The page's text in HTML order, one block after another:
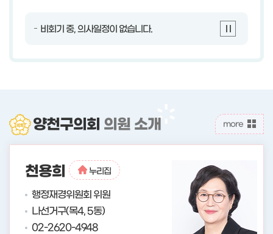
아 사용하시기 바랍니다. 붙임 : 1.
비회기 중, 의사일정이 없습니다.
양천구의회 의원 소개 more
임옥연 누리집
의장
사선거구(신월2, 신정4동)
02-2620-4930
오해정 누리집
부의장
바선거구(신월4, 7동)
02-2620-4932
이인락 누리집
의회운영위원회 위원장
다선거구(목1, 신정1, 2동)
02-2620-4937
김광성 누리집
행정재경위원회 위원장
가선거구(목2, 3동)
02-2620-4938
곽고은 누리집
복지건설위원회 위원장
아선거구(신월6, 신정3동)
02-2620-4939
임정옥 누리집
복지건설위원회 위원
라선거구(신정6, 7동)
02-2620-4940
공기환 누리집
복지건설위원회 위원
가선거구(목2, 3동)
02-2620-4941
이수옥 누리집
복지건설위원회 위원
나선거구(목4, 5동)
02-2620-4942
유영주 누리집
행정재경위원회 위원
다선거구(목1, 신정1, 2동)
02-2620-4943
조진호 누리집
복지건설위원회 위원
마선거구(신월1, 3, 5동)
02-2620-4944
정택진 누리집
복지건설위원회 부위원장
바선거구(신월4, 7동)
02-2620-4945
최혜숙 누리집
행정재경위원회 위원
아선거구(신월6, 신정3동)
02-2620-4946
이재웅 누리집
행정재경위원회 위원
마선거구(신월1, 3, 5동)
02-2620-4947
천용희 누리집
행정재경위원회 위원
나선거구(목4, 5동)
02-2620-4948
김대섭 누리집
행정재경위원회 부위원장
라선거구(신정6, 7동)
02-2620-4949
홍성순 누리집
의회운영위원회 부위원장
사선거구(신월2, 신정4동)
02-2620-4950
양찬효 누리집
의회운영위원회 위원
비례대표
02-2620-4951
김임옥 누리집
의회운영위원회 위원
비례대표
02-2620-4952